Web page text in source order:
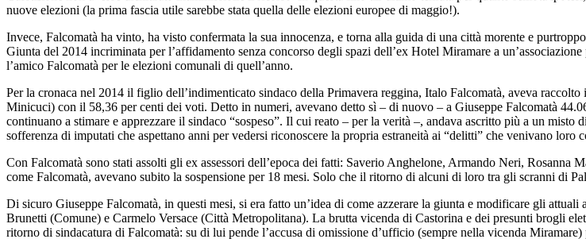
nuove elezioni (la prima fascia utile sarebbe stata quella delle elezioni europee di maggio!).
Invece, Falcomatà ha vinto, ha visto confermata la sua innocenza, e torna alla guida di una città morente e
Giunta del 2014 incriminata per l’affidamento senza concorso degli spazi dell’ex Hotel Miramare a
l’amico Falcomatà per le elezioni comunali di quell’anno.
Per la cronaca nel 2014 il figlio dell’indimenticato sindaco della Primavera reggina, Italo Falcomatà, aveva
Minicuci) con il 58,36 per centi dei voti. Detto in numeri, avevano detto sì – di nuovo – a Giuseppe Falcomatà
continuano a stimare e apprezzare il sindaco “sospeso”. Il cui reato – per la verità –, andava ascritto più a un
sofferenza di imputati che aspettano anni per vedersi riconoscere la propria estraneità ai “delitti” che venivano loro
Con Falcomatà sono stati assolti gli ex assessori dell’epoca dei fatti: Saverio Anghelone, Armando Neri,
come Falcomatà, avevano subito la sospensione per 18 mesi. Solo che il ritorno di alcuni di loro tra gli scranni di
Di sicuro Giuseppe Falcomatà, in questi mesi, si era fatto un’idea di come azzerare la giunta e modificare gli
Brunetti (Comune) e Carmelo Versace (Città Metropolitana). La brutta vicenda di Castorina e dei presunti brogli
ritorno di sindacatura di Falcomatà: su di lui pende l’accusa di omissione d’ufficio (sempre nella vicenda